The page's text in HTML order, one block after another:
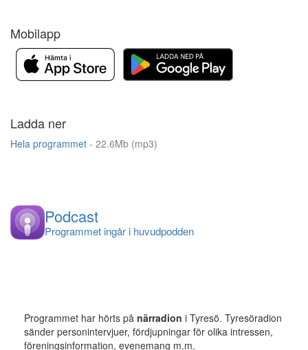
Mobilapp
Ladda ner
Hela programmet - 22.6Mb (mp3)
Podcast
Programmet ingår i huvudpodden
Programmet har hörts på närradion i Tyresö. Tyresöradion
sänder personintervjuer, fördjupningar för olika intressen,
föreningsinformation, evenemang m.m.